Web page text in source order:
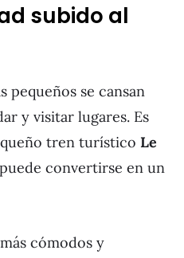
subido al
pequeños se cansan
y visitar lugares. Es
tren turístico Le
convertirse en un
cómodos y